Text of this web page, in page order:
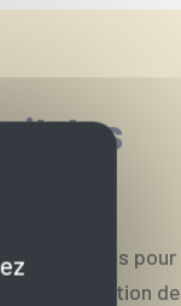
des
de progrès pour
en situation de